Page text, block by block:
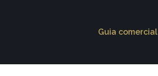
Guia comercial